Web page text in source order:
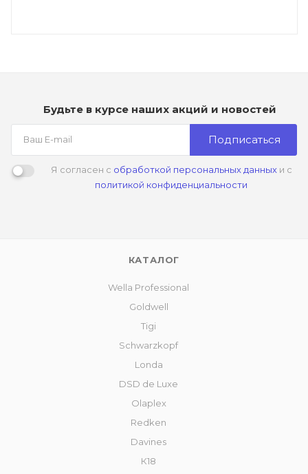
Будьте в курсе наших акций и новостей
Подписаться
Я согласен с обработкой персональных данныхи с
политикой конфиденциальности
КАТАЛОГ
Wella Professional
Goldwell
Tigi
Schwarzkopf
Londa
DSD de Luxe
Olaplex
Redken
Davines
К18